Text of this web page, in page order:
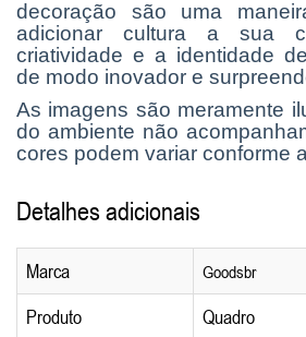
decoração são uma
adicionar cultura a sua
criatividade e a identidade
de modo inovador e
As imagens são meramente
do ambiente não
cores podem variar conforme
Detalhes adicionais
Marca Goodsbr
Produto
Quadro